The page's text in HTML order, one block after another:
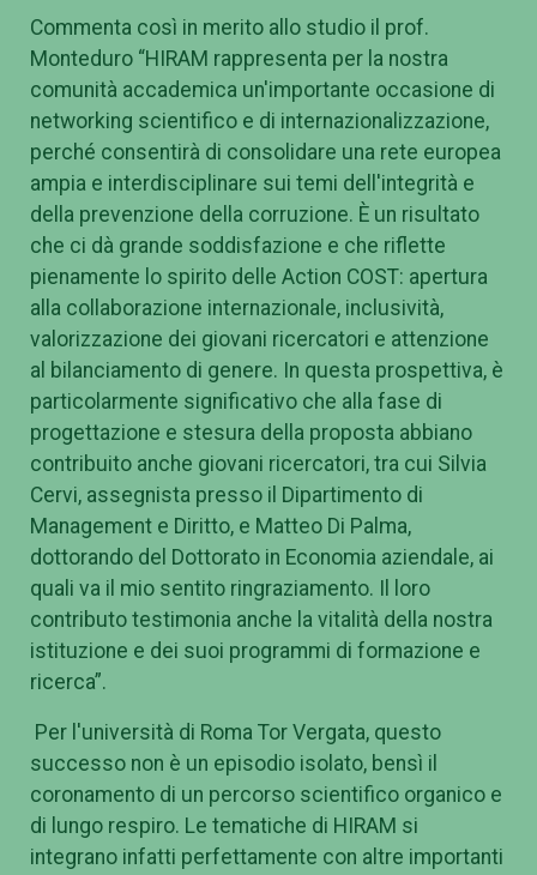
Commenta così in merito allo studio il prof.
Monteduro “HIRAM rappresenta per la nostra
comunità accademica un'importante occasione di
networking scientifico e di internazionalizzazione,
perché consentirà di consolidare una rete europea
ampia e interdisciplinare sui temi dell'integrità e
della prevenzione della corruzione. È un risultato
che ci dà grande soddisfazione e che riflette
pienamente lo spirito delle Action COST: apertura
alla collaborazione internazionale, inclusività,
valorizzazione dei giovani ricercatori e attenzione
al bilanciamento di genere. In questa prospettiva, è
particolarmente significativo che alla fase di
progettazione e stesura della proposta abbiano
contribuito anche giovani ricercatori, tra cui Silvia
Cervi, assegnista presso il Dipartimento di
Management e Diritto, e Matteo Di Palma,
dottorando del Dottorato in Economia aziendale, ai
quali va il mio sentito ringraziamento. Il loro
contributo testimonia anche la vitalità della nostra
istituzione e dei suoi programmi di formazione e
ricerca”.
Per l'università di Roma Tor Vergata, questo
successo non è un episodio isolato, bensì il
coronamento di un percorso scientifico organico e
di lungo respiro. Le tematiche di HIRAM si
integrano infatti perfettamente con altre importanti